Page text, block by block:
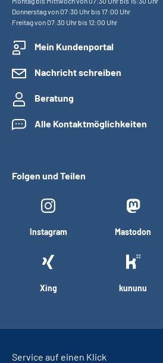
Donnerstag von 07:30 Uhr bis 17:00 Uhr
Freitag von 07:30 Uhr bis 12:00 Uhr
Mein Kundenportal
Nachricht schreiben
Beratung
Alle Kontaktmöglichkeiten
Folgen und Teilen
Instagram Mastodon
Xing kununu
Service auf einen Klick